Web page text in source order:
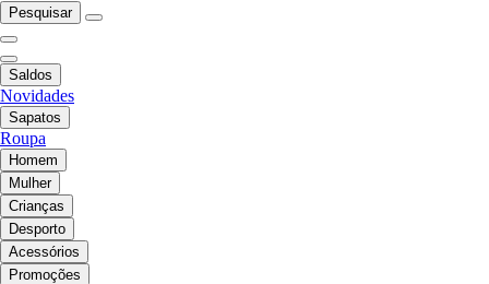
Pesquisar
Saldos
Novidades
Sapatos
Roupa
Homem
Mulher
Crianças
Desporto
Acessórios
Promoções